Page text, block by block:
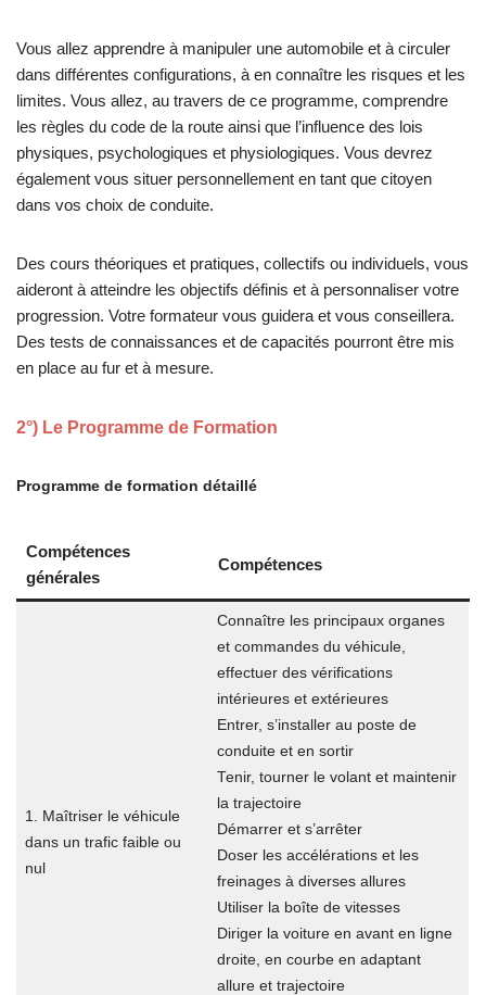
Vous allez apprendre à manipuler une automobile et à circuler
dans différentes configurations, à en connaître les risques et les
limites. Vous allez, au travers de ce programme, comprendre
les règles du code de la route ainsi que l’influence des lois
physiques, psychologiques et physiologiques. Vous devrez
également vous situer personnellement en tant que citoyen
dans vos choix de conduite.
Des cours théoriques et pratiques, collectifs ou individuels, vous
aideront à atteindre les objectifs définis et à personnaliser votre
progression. Votre formateur vous guidera et vous conseillera.
Des tests de connaissances et de capacités pourront être mis
en place au fur et à mesure.
2°) Le Programme de Formation
Programme de formation détaillé
Compétences
générales
Compétences
1. Maîtriser le véhicule
dans un trafic faible ou
nul
Connaître les principaux organes
et commandes du véhicule,
effectuer des vérifications
intérieures et extérieures
Entrer, s’installer au poste de
conduite et en sortir
Tenir, tourner le volant et maintenir
la trajectoire
Démarrer et s’arrêter
Doser les accélérations et les
freinages à diverses allures
Utiliser la boîte de vitesses
Diriger la voiture en avant en ligne
droite, en courbe en adaptant
allure et trajectoire